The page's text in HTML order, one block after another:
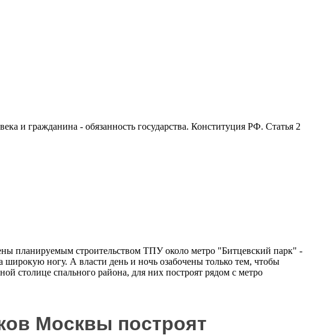
и гражданина - обязанность государства. Конституция РФ. Статья 2
планируемым строительством ТПУ около метро "Битцевский парк" -
ногу. А власти день и ночь озабочены только тем, чтобы
столице спального района, для них построят рядом с метро
Москвы построят